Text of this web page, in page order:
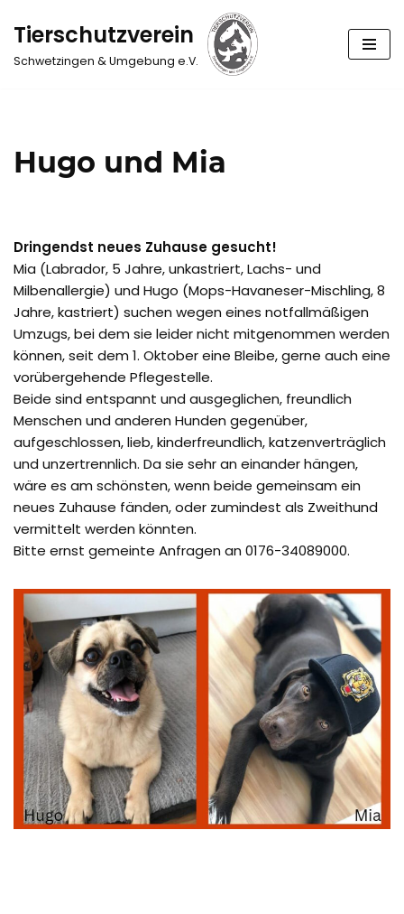
Zum
Inhalt
Tierschutzverein
Schwetzingen & Umgebung e.V.
Hugo und Mia
Dringendst neues Zuhause gesucht!
Mia (Labrador, 5 Jahre, unkastriert, Lachs- und
Milbenallergie) und Hugo (Mops-Havaneser-Mischling, 8
Jahre, kastriert) suchen wegen eines notfallmäßigen
Umzugs, bei dem sie leider nicht mitgenommen werden
können, seit dem 1. Oktober eine Bleibe, gerne auch eine
vorübergehende Pflegestelle.
Beide sind entspannt und ausgeglichen, freundlich
Menschen und anderen Hunden gegenüber,
aufgeschlossen, lieb, kinderfreundlich, katzenverträglich
und unzertrennlich. Da sie sehr an einander hängen,
wäre es am schönsten, wenn beide gemeinsam ein
neues Zuhause fänden, oder zumindest als Zweithund
vermittelt werden könnten.
Bitte ernst gemeinte Anfragen an 0176-34089000.